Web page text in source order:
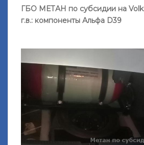
ГБО МЕТАН по субсидии на
г.в.: компоненты Альфа D39